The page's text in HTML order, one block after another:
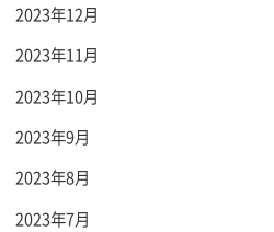
2023年12月
2023年11月
2023年10月
2023年9月
2023年8月
2023年7月